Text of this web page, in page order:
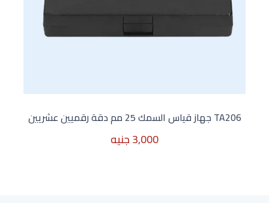
TA206 جهاز قياس السمك 25 مم دقة رقميين عشريين
3,000 جنيه